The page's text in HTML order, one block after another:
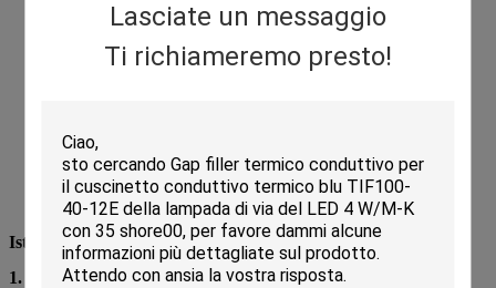
Lasciate un messaggio
Ti richiameremo presto!
Istruzioni per l'uso
1. Miscelazione